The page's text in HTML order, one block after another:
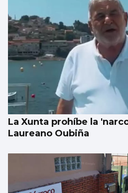
18
SEP
Juan de Dios
La Xunta prohíbe la
Laureano Oubiña